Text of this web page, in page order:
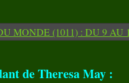
de Theresa May :